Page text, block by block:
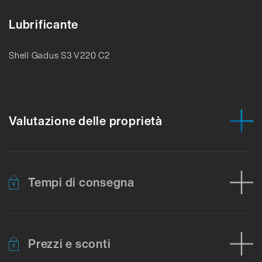
Lubrificante
Shell Gadus S3 V220 C2
Valutazione delle proprietà
Tempi di consegna
Prezzi e sconti